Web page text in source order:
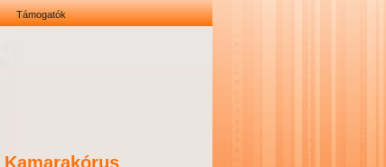
Támogatók
Kamarakórus